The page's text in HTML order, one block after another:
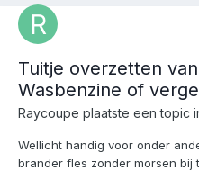
Tuitje overzetten
Wasbenzine of
Raycoupe plaatste een topic
Wellicht handig voor onder
brander fles zonder morsen bij